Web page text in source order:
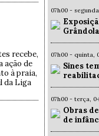
recebe,
ação de
à praia,
da Liga
07h00 -
07h00 - quinta,
Sines
07h00 - terça,
Obras
de